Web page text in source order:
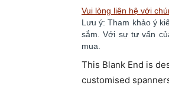
Vui lòng liên hệ với
Lưu ý: Tham khảo ý
sắm. ​​Với sự tư vấn
mua.
This Blank End is
customised